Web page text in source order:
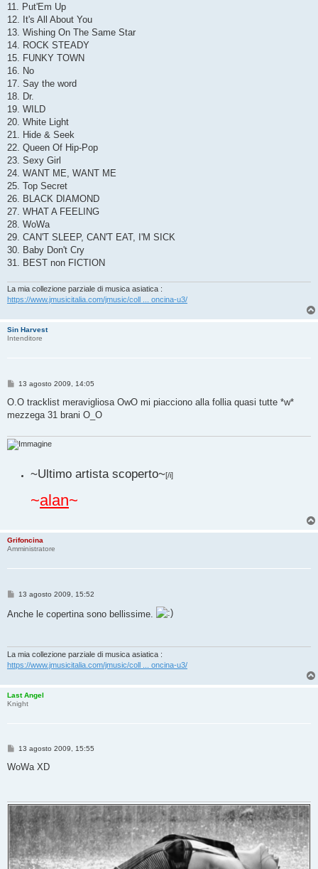
11. Put'Em Up
12. It's All About You
13. Wishing On The Same Star
14. ROCK STEADY
15. FUNKY TOWN
16. No
17. Say the word
18. Dr.
19. WILD
20. White Light
21. Hide & Seek
22. Queen Of Hip-Pop
23. Sexy Girl
24. WANT ME, WANT ME
25. Top Secret
26. BLACK DIAMOND
27. WHAT A FEELING
28. WoWa
29. CAN'T SLEEP, CAN'T EAT, I'M SICK
30. Baby Don't Cry
31. BEST non FICTION
La mia collezione parziale di musica asiatica :
https://www.jmusicitalia.com/jmusic/coll ... oncina-u3/
Sin Harvest
Intenditore
M
s
a
i
o
13 agosto 2009, 14:05
O.O tracklist meravigliosa OwO mi piacciono alla follia quasi tutte *w*
mezzega 31 brani O_O
~Ultimo artista scoperto~[/i]
~alan~
Grifoncina
Amministratore
M
s
i
13 agosto 2009, 15:52
Anche le copertina sono bellissime.
La mia collezione parziale di musica asiatica :
https://www.jmusicitalia.com/jmusic/coll ... oncina-u3/
Last Angel
Knight
M
s
i
13 agosto 2009, 15:55
WoWa XD